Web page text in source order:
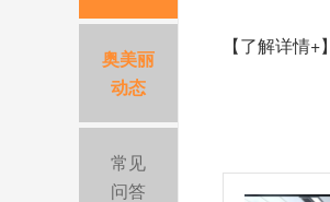
【了解详情+】
奥美丽
动态
常见
问答